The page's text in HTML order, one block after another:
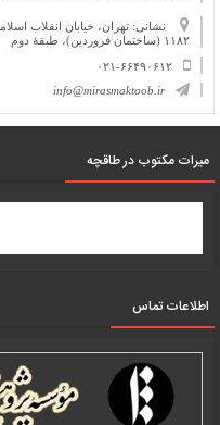
نشانی: تهران، خیابان انقلاب
۱۱۸۲ (ساختمان فروردین)، طبقۀ دوم
۰۲۱-۶۶۴۹۰۶۱۲
info@mirasmaktoob.ir
میرات مکتوب در طاقچه
اطلاعات تماس